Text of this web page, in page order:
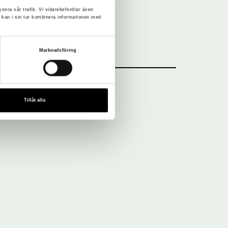
vår trafik. Vi vidarebefordrar även
i sin tur kombinera informationen med
Marknadsföring
Tillåt alla